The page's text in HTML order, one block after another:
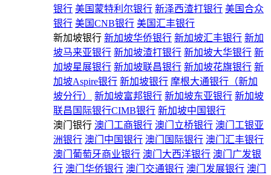
银行 美国蒙特利尔银行 新泽西渣打银行 美国合众
银行 美国CNB银行 美国汇丰银行
新加坡银行 新加坡华侨银行 新加坡汇丰银行 新加
坡马来亚银行 新加坡渣打银行 新加坡大华银行 新
加坡星展银行 新加坡联昌银行 新加坡花旗银行 新
加坡Aspire银行 新加坡银行 摩根大通银行（新加
坡分行）
新加坡富邦银行 新加坡东亚银行 新加坡
联昌国际银行CIMB银行 新加坡中国银行
澳门银行 澳门工商银行 澳门立桥银行 澳门工银亚
洲银行 澳门中国银行 澳门国际银行 澳门汇丰银行
澳门葡萄牙商业银行 澳门大西洋银行 澳门广发银
行 澳门华侨银行 澳门交通银行 澳门发展银行 澳门